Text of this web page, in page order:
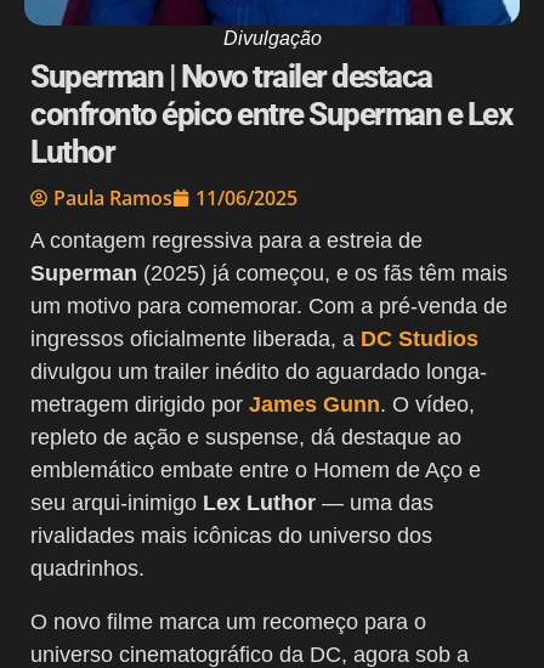
Divulgação
Superman | Novo trailer destaca
confronto épico entre Superman e Lex
Luthor
Paula Ramos 11/06/2025
A contagem regressiva para a estreia de
Superman (2025) já começou, e os fãs têm mais
um motivo para comemorar. Com a pré-venda de
ingressos oficialmente liberada, a DC Studios
divulgou um trailer inédito do aguardado longa-
metragem dirigido por James Gunn. O vídeo,
repleto de ação e suspense, dá destaque ao
emblemático embate entre o Homem de Aço e
seu arqui-inimigo Lex Luthor — uma das
rivalidades mais icônicas do universo dos
quadrinhos.
O novo filme marca um recomeço para o
universo cinematográfico da DC, agora sob a